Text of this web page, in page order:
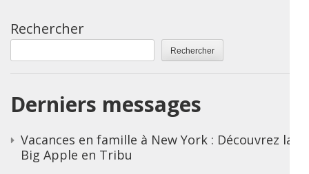
Rechercher
Rechercher
Derniers messages
Vacances en famille à New York : Découvrez la
Big Apple en Tribu